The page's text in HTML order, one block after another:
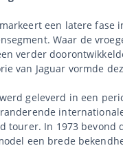
markeert een latere
Waar de
verder
van Jaguar vormde
werd geleverd in een
tourer. In 1973
een brede